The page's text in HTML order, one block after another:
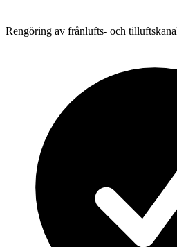
Rengöring av frånlufts- och